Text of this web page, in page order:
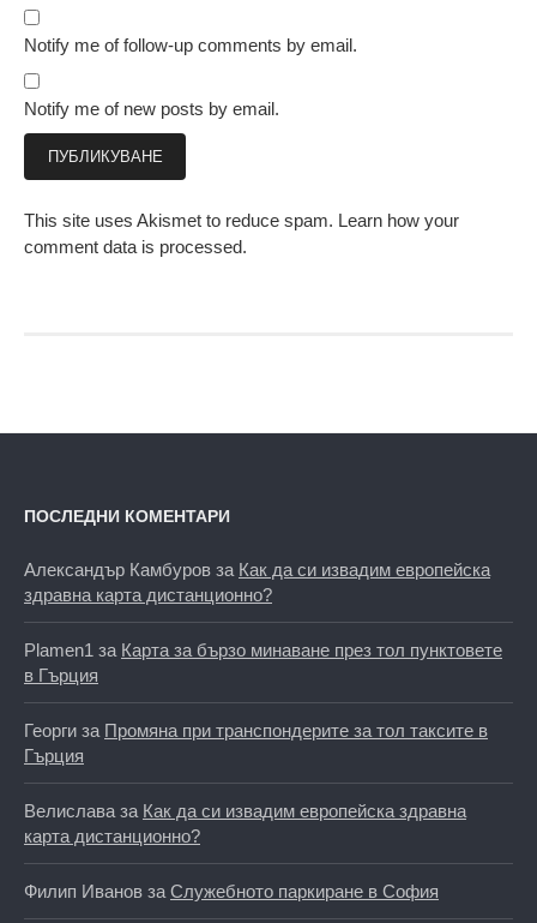
Notify me of follow-up comments by email.
Notify me of new posts by email.
This site uses Akismet to reduce spam. Learn how your
comment data is processed.
ПОСЛЕДНИ КОМЕНТАРИ
Александър Камбуров за Как да си извадим европейска
здравна карта дистанционно?
Plamen1 за Карта за бързо минаване през тол пунктовете
в Гърция
Георги за Промяна при транспондерите за тол таксите в
Гърция
Велислава за Как да си извадим европейска здравна
карта дистанционно?
Филип Иванов за Служебното паркиране в София